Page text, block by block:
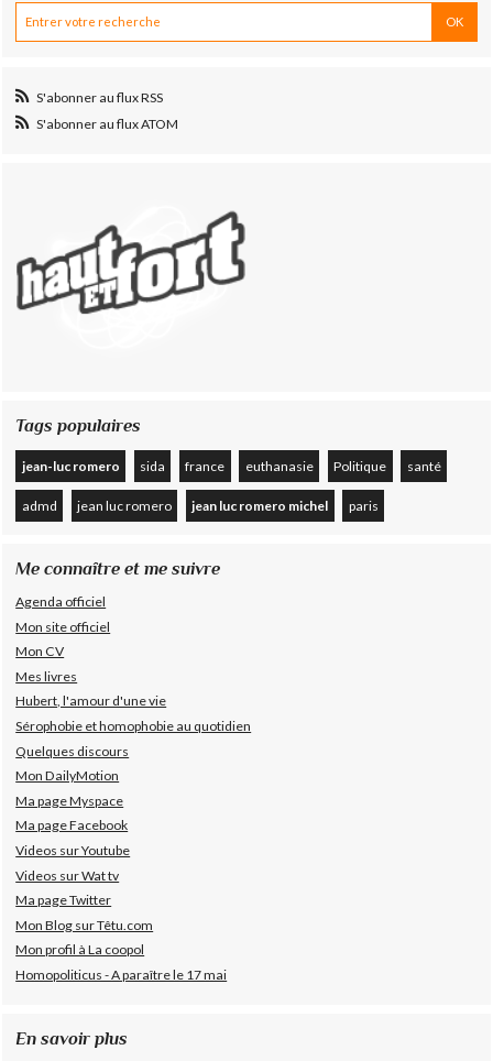
S'abonner au flux RSS
S'abonner au flux ATOM
Tags populaires
jean-luc romero sida france euthanasie Politique santé
admd jean luc romero jean luc romero michel paris
Me connaître et me suivre
Agenda officiel
Mon site officiel
Mon CV
Mes livres
Hubert, l'amour d'une vie
Sérophobie et homophobie au quotidien
Quelques discours
Mon DailyMotion
Ma page Myspace
Ma page Facebook
Videos sur Youtube
Videos sur Wat tv
Ma page Twitter
Mon Blog sur Têtu.com
Mon profil à La coopol
Homopoliticus - A paraître le 17 mai
En savoir plus